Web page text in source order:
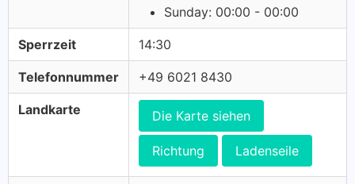
Sunday: 00:00 - 00:00
Sperrzeit 14:30
Telefonnummer +49 6021 8430
Landkarte Die Karte siehen
Richtung Ladenseile